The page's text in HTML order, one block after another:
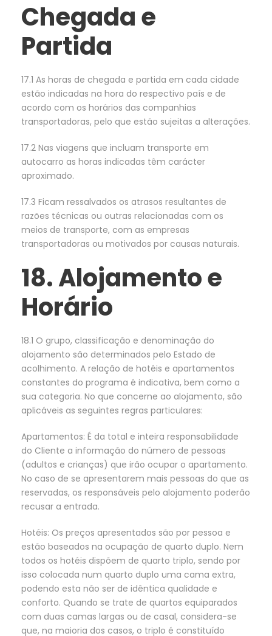
Chegada e
Partida
17.1 As horas de chegada e partida em cada cidade
estão indicadas na hora do respectivo país e de
acordo com os horários das companhias
transportadoras, pelo que estão sujeitas a alterações.
17.2 Nas viagens que incluam transporte em
autocarro as horas indicadas têm carácter
aproximado.
17.3 Ficam ressalvados os atrasos resultantes de
razões técnicas ou outras relacionadas com os
meios de transporte, com as empresas
transportadoras ou motivados por causas naturais.
18. Alojamento e
Horário
18.1 O grupo, classificação e denominação do
alojamento são determinados pelo Estado de
acolhimento. A relação de hotéis e apartamentos
constantes do programa é indicativa, bem como a
sua categoria. No que concerne ao alojamento, são
aplicáveis as seguintes regras particulares:
Apartamentos: É da total e inteira responsabilidade
do Cliente a informação do número de pessoas
(adultos e crianças) que irão ocupar o apartamento.
No caso de se apresentarem mais pessoas do que as
reservadas, os responsáveis pelo alojamento poderão
recusar a entrada.
Hotéis: Os preços apresentados são por pessoa e
estão baseados na ocupação de quarto duplo. Nem
todos os hotéis dispõem de quarto triplo, sendo por
isso colocada num quarto duplo uma cama extra,
podendo esta não ser de idêntica qualidade e
conforto. Quando se trate de quartos equiparados
com duas camas largas ou de casal, considera-se
que, na maioria dos casos, o triplo é constituído